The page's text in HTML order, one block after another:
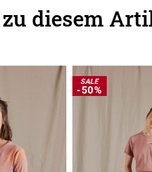
diesem
SALE
-50%